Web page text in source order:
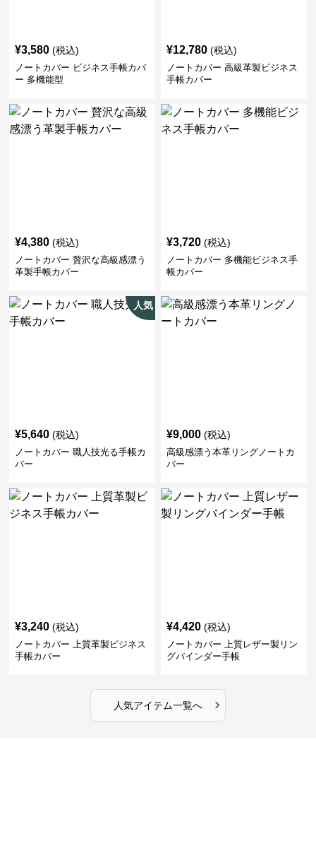
¥3,580 (税込)
ノートカバー ビジネス手帳カバ
ー 多機能型
¥12,780 (税込)
ノートカバー 高級革製ビジネス
手帳カバー
¥4,380 (税込)
ノートカバー 贅沢な高級感漂う
革製手帳カバー
¥3,720 (税込)
ノートカバー 多機能ビジネス手
帳カバー
人気
¥5,640 (税込)
ノートカバー 職人技光る手帳カ
バー
¥9,000 (税込)
高級感漂う本革リングノートカ
バー
¥3,240 (税込)
ノートカバー 上質革製ビジネス
手帳カバー
¥4,420 (税込)
ノートカバー 上質レザー製リン
グバインダー手帳
人気アイテム一覧へ ›